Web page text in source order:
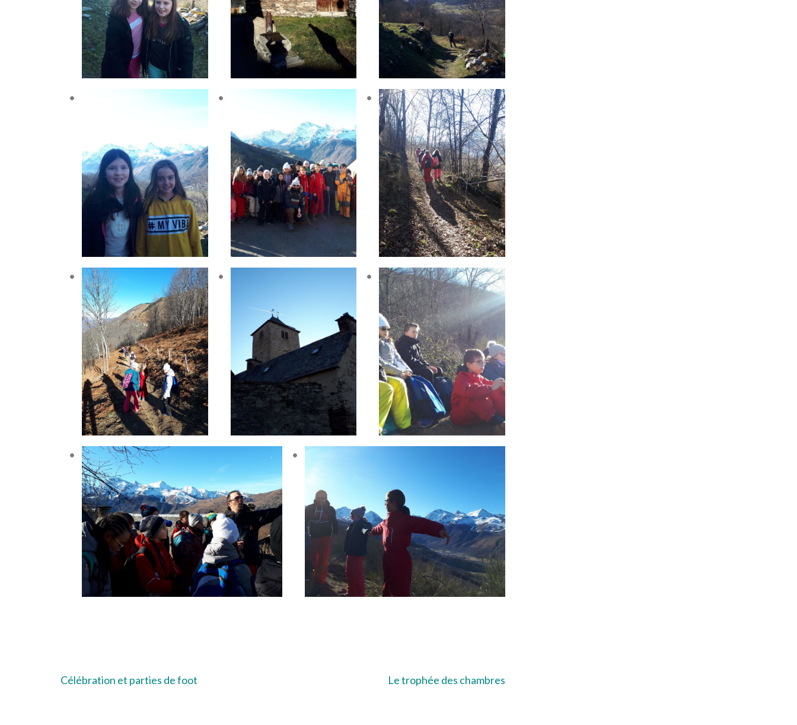
Navigation
Célébration et parties de foot Le trophée des chambres